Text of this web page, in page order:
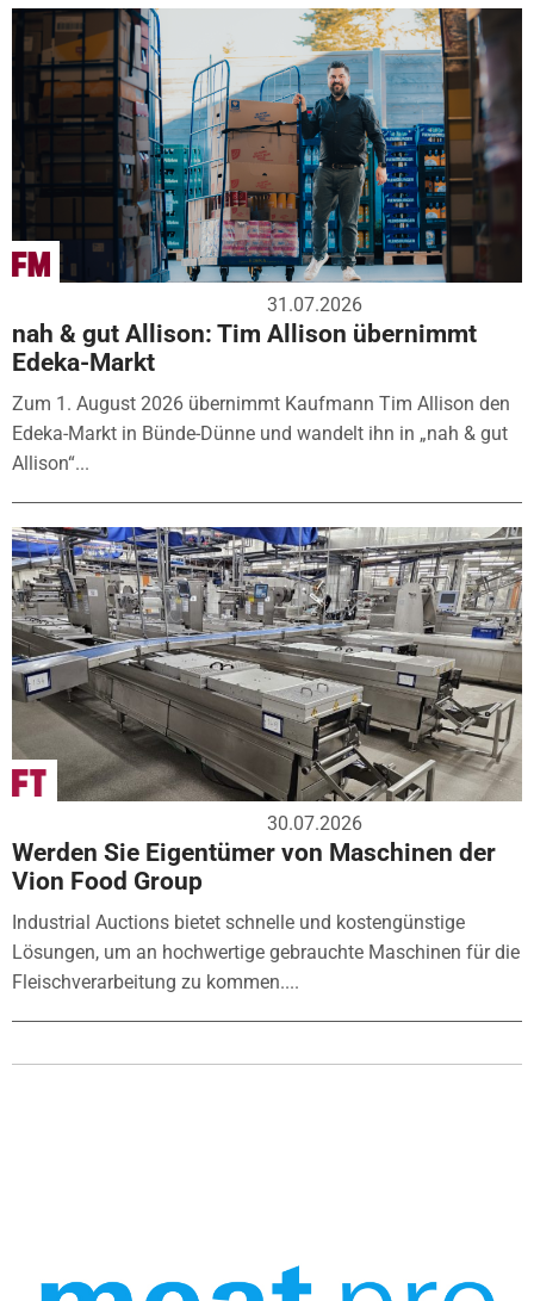
31.07.2026
nah & gut Allison: Tim Allison übernimmt
Edeka-Markt
Zum 1. August 2026 übernimmt Kaufmann Tim Allison den
Edeka-Markt in Bünde-Dünne und wandelt ihn in „nah & gut
Allison“...
30.07.2026
Werden Sie Eigentümer von Maschinen der
Vion Food Group
Industrial Auctions bietet schnelle und kostengünstige
Lösungen, um an hochwertige gebrauchte Maschinen für die
Fleischverarbeitung zu kommen....